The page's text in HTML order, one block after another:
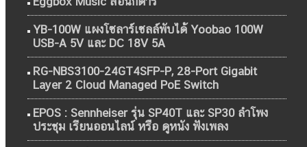
YB-100W แผงโซลาร์เซลล์พับได้ Yoobao 100W
USB-A 5V และ DC 18V 5A
RG-NBS3100-24GT4SFP-P, 28-Port Gigabit
Layer 2 Cloud Managed PoE Switch
EPOS : Sennheiser รุ่น SP40T และ SP30 ลำโพง
ประชุม เรียนออนไลน์ หรือ ดูหนัง ฟังเพลง